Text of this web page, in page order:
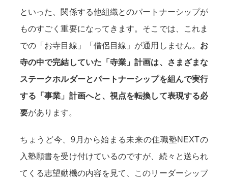
といった、関係する他組織とのパートナーシップが
ものすごく重要になってきます。そこでは、これま
での「お寺目線」「僧侶目線」が通用しません。 お
寺の中で完結していた「寺業」計画は、さまざまな
ステークホルダーとパートナーシップを組んで実行
する「事業」計画へと、視点を転換して表現する必
要があります。
ちょうど今、9月から始まる未来の住職塾NEXTの
入塾願書を受け付けているのですが、続々と送られ
てくる志望動機の内容を見て、このリーダーシップ